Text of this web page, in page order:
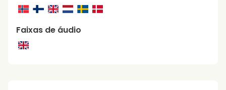
Faixas de áudio